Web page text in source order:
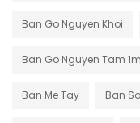
Ban Go Nguyen Khoi
Ban Go Nguyen Tam
Ban Me Tay Ban